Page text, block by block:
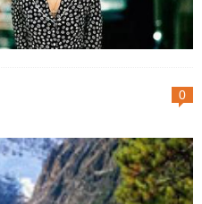
年，利用放大镜聚焦的热量烤死
了一只弱小的蚂蚁。这是导演托
纳托雷的影片《西西里传说》
（英文名MALENA）开头的一组
镜头。蚂蚁的死是渺小而无辜
0